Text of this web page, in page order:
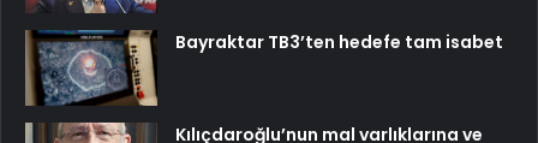
Bayraktar TB3’ten hedefe tam isabet
Kılıçdaroğlu’nun mal varlıklarına ve